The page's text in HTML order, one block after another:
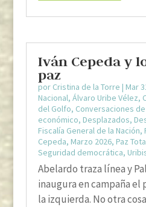
Iván Cepeda y
paz
por Cristina de la Torre | Mar
Nacional, Álvaro Uribe Vélez,
del Golfo, Conversaciones de
económico, Desplazados,
Fiscalía General de la Nación,
Cepeda, Marzo 2026, Paz
Seguridad democrática,
Abelardo traza línea y
inaugura en campaña el
la izquierda. No otra